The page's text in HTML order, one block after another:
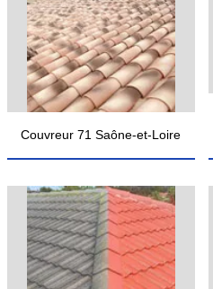
Couvreur 71 Saône-et-Loire